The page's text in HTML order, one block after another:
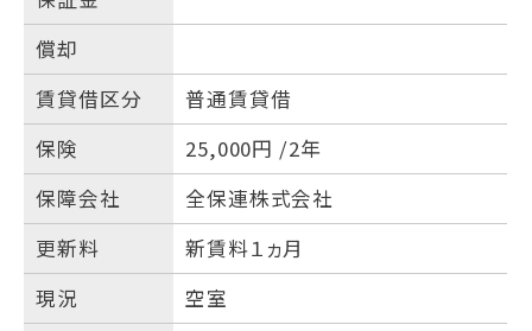
償却
賃貸借区分
普通賃貸借
保険
25,000円 /2年
保障会社
全保連株式会社
更新料
新賃料１ヵ月
現況
空室